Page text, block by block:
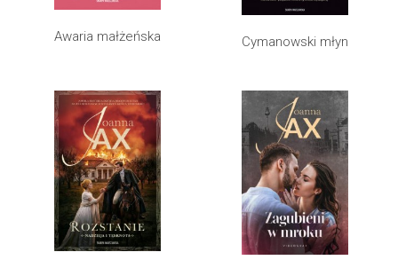
Awaria małżeńska Cymanowski młyn